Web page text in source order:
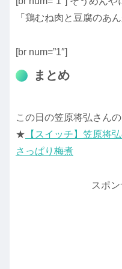
「鶏むね肉と豆腐のあ
[br num=”1″]
まとめ
この日の笠原将弘さん
★ 【スイッチ】笠原将
さっぱり梅煮
スポ